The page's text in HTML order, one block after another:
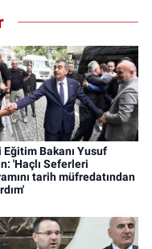
Bakanı Yusuf
'Haçlı Seferleri
tarih müfredatından